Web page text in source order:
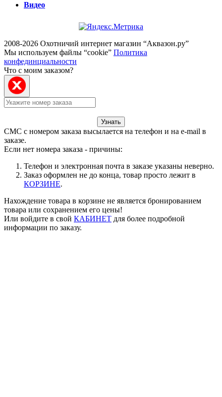
Видео
2008-2026 Охотничий интернет магазин “Аквазон.ру”
Мы используем файлы “cookie” Политика
конфединциальности
Что с моим заказом?
Узнать
СМС с номером заказа высылается на телефон и на e-mail в
заказе.
Если нет номера заказа - причины:
Телефон и электронная почта в заказе указаны неверно.
Заказ оформлен не до конца, товар просто лежит в
КОРЗИНЕ.
Нахождение товара в корзине не является бронированием
товара или сохранением его цены!
Или войдите в свой КАБИНЕТ для более подробной
информации по заказу.